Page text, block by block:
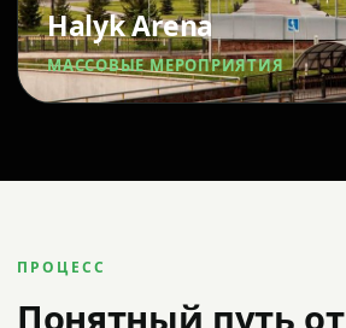
Halyk Arena
МАССОВЫЕ МЕРОПРИЯТИЯ
ПРОЦЕСС
Понятный путь от